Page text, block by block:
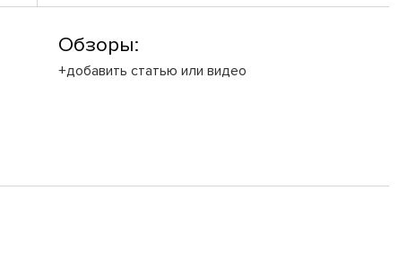
Обзоры:
+добавить статью или видео